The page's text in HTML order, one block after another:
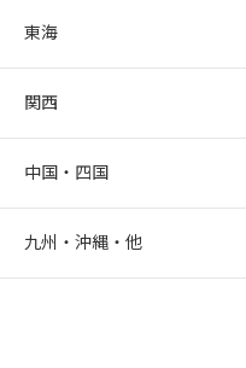
東海
関西
中国・四国
九州・沖縄・他